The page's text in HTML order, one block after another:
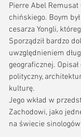
Pierre Abel Remusat
chińskiego. Boym
cesarza Yongli,
Sporządził bardzo
uwzględnieniem
geograficznej.
polityczny,
kulturę.
Jego wkład w
Zachodowi, jako
na świecie